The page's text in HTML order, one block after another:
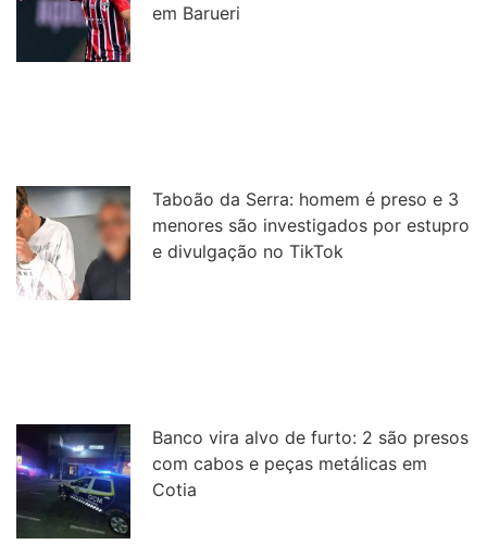
em Barueri
Taboão da Serra: homem é preso e 3
menores são investigados por estupro
e divulgação no TikTok
Banco vira alvo de furto: 2 são presos
com cabos e peças metálicas em
Cotia